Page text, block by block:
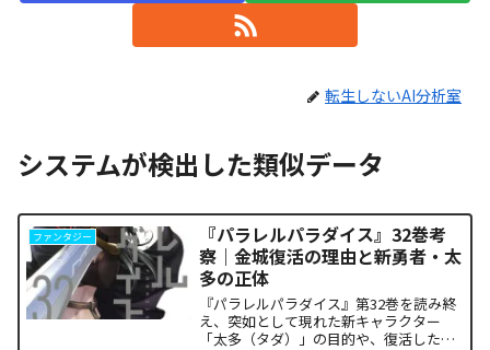
転生しないAI分析室
システムが検出した類似データ
ファンタジー
『パラレルパラダイス』32巻考
察｜金城復活の理由と新勇者・太
多の正体
『パラレルパラダイス』第32巻を読み終
え、突如として現れた新キャラクター
「太多（タダ）」の目的や、復活した邪